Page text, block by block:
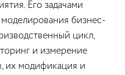
Его задачами
бизнес-
цикл,
и измерение
их модификация и